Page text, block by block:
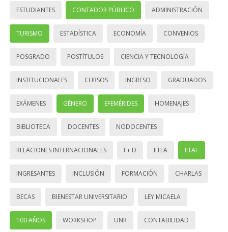
ESTUDIANTES CONTADOR PÚBLICO ADMINISTRACIÓN
TURISMO ESTADÍSTICA ECONOMÍA CONVENIOS
POSGRADO POSTÍTULOS CIENCIA Y TECNOLOGÍA
INSTITUCIONALES CURSOS INGRESO GRADUADOS
EXÁMENES GÉNERO EFEMÉRIDES HOMENAJES
BIBLIOTECA DOCENTES NODOCENTES
RELACIONES INTERNACIONALES I + D IITEA IITAE
INGRESANTES INCLUSIÓN FORMACIÓN CHARLAS
BECAS BIENESTAR UNIVERSITARIO LEY MICAELA
100 AÑOS WORKSHOP UNR CONTABILIDAD